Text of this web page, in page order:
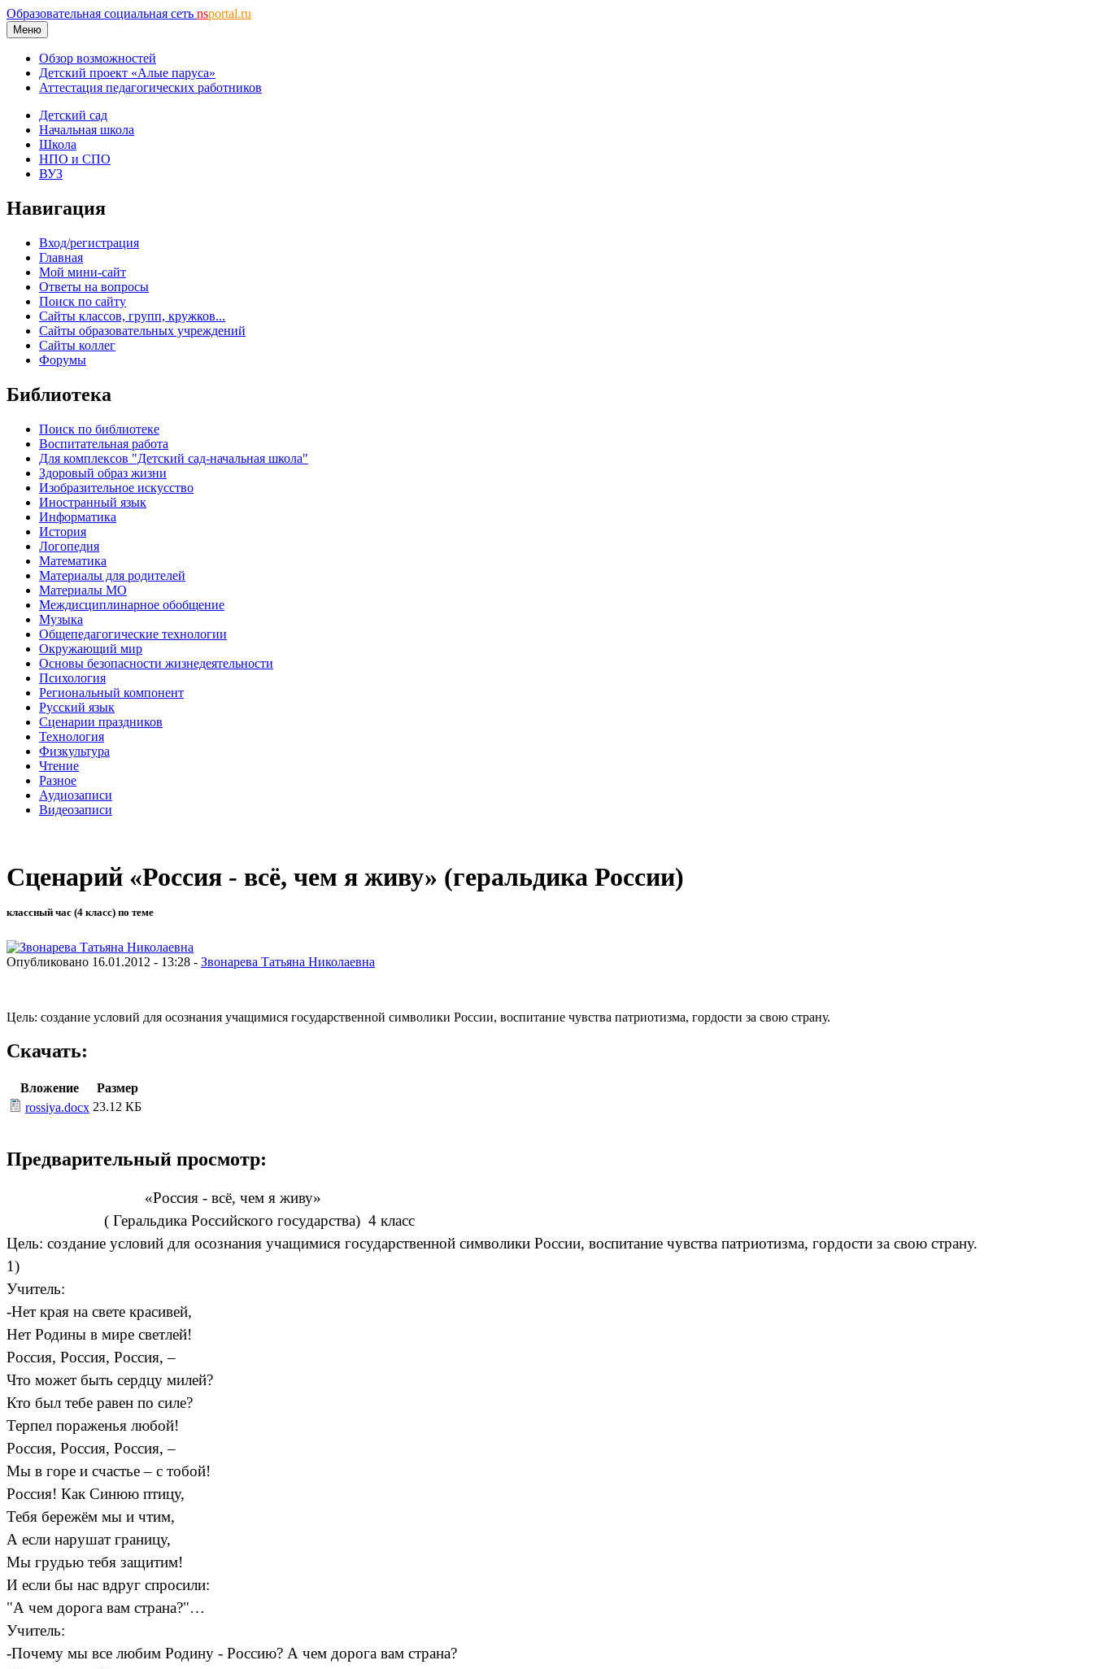
Образовательная социальная сеть nsportal.ru
Меню
Обзор возможностей
Детский проект «Алые паруса»
Аттестация педагогических работников
Детский сад
Начальная школа
Школа
НПО и СПО
ВУЗ
Навигация
Вход/регистрация
Главная
Мой мини-сайт
Ответы на вопросы
Поиск по сайту
Сайты классов, групп, кружков...
Сайты образовательных учреждений
Сайты коллег
Форумы
Библиотека
Поиск по библиотеке
Воспитательная работа
Для комплексов "Детский сад-начальная школа"
Здоровый образ жизни
Изобразительное искусство
Иностранный язык
Информатика
История
Логопедия
Математика
Материалы для родителей
Материалы МО
Междисциплинарное обобщение
Музыка
Общепедагогические технологии
Окружающий мир
Основы безопасности жизнедеятельности
Психология
Региональный компонент
Русский язык
Сценарии праздников
Технология
Физкультура
Чтение
Разное
Аудиозаписи
Видеозаписи
Сценарий «Россия - всё, чем я живу» (геральдика России)
классный час (4 класс) по теме
Опубликовано 16.01.2012 - 13:28 - Звонарева Татьяна Николаевна
Цель: создание условий для осознания учащимися государственной символики России, воспитание чувства патриотизма, гордости за свою страну.
Скачать:
Вложение
Размер
rossiya.docx 23.12 КБ
Предварительный просмотр:
«Россия - всё, чем я живу»
( Геральдика Российского государства) 4 класс
Цель: создание условий для осознания учащимися государственной символики России, воспитание чувства патриотизма, гордости за свою страну.
1)
Учитель:
-Нет края на свете красивей,
Нет Родины в мире светлей!
Россия, Россия, Россия, –
Что может быть сердцу милей?
Кто был тебе равен по силе?
Терпел пораженья любой!
Россия, Россия, Россия, –
Мы в горе и счастье – с тобой!
Россия! Как Синюю птицу,
Тебя бережём мы и чтим,
А если нарушат границу,
Мы грудью тебя защитим!
И если бы нас вдруг спросили:
"А чем дорога вам страна?"…
Учитель:
-Почему мы все любим Родину - Россию? А чем дорога вам страна?